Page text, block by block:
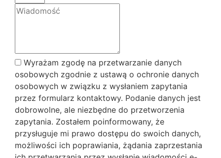
Wyrażam zgodę na przetwarzanie danych
osobowych zgodnie z ustawą o ochronie danych
osobowych w związku z wysłaniem zapytania
przez formularz kontaktowy. Podanie danych jest
dobrowolne, ale niezbędne do przetworzenia
zapytania. Zostałem poinformowany, że
przysługuje mi prawo dostępu do swoich danych,
możliwości ich poprawiania, żądania zaprzestania